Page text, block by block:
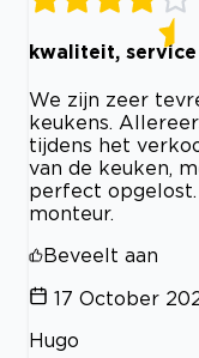
kwaliteit,
We zijn zeer
keukens.
tijdens het
van de keuken,
perfect
monteur.
Beveelt aan
17 October
Hugo